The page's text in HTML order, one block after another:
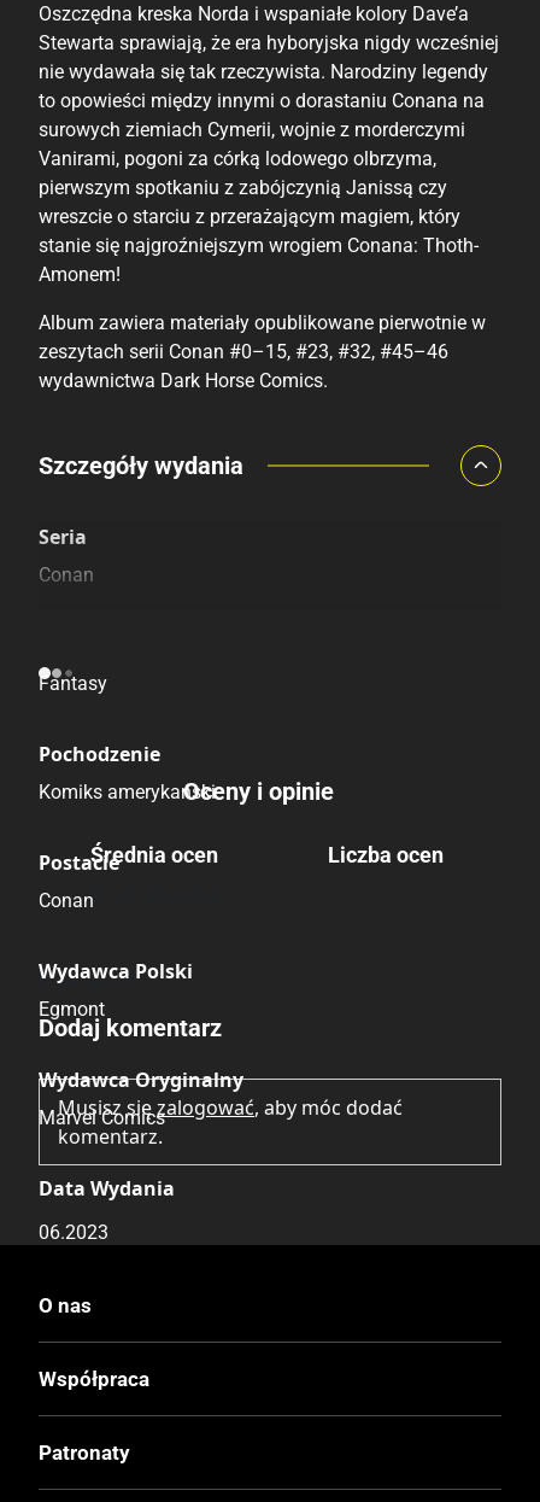
Oszczędna kreska Norda i wspaniałe kolory Dave’a
Stewarta sprawiają, że era hyboryjska nigdy wcześniej
nie wydawała się tak rzeczywista. Narodziny legendy
to opowieści między innymi o dorastaniu Conana na
surowych ziemiach Cymerii, wojnie z morderczymi
Vanirami, pogoni za córką lodowego olbrzyma,
pierwszym spotkaniu z zabójczynią Janissą czy
wreszcie o starciu z przerażającym magiem, który
stanie się najgroźniejszym wrogiem Conana: Thoth-
Amonem!
Album zawiera materiały opublikowane pierwotnie w
zeszytach serii Conan #0–15, #23, #32, #45–46
wydawnictwa Dark Horse Comics.
Porównaj ceny
Szczegóły wydania
Seria
Conan
Fantasy
Pochodzenie
Komiks amerykański
Postacie
Conan
Wydawca Polski
Egmont
Wydawca Oryginalny
Marvel Comics
Data Wydania
06.2023
Wydanie
II
Druk
Kolor
Oceny i opinie
Średnia ocen
Brak głosów
Liczba ocen
Brak opinii.
Dodaj komentarz
Musisz sięzalogować, aby móc dodać
komentarz.
O nas
Współpraca
Patronaty